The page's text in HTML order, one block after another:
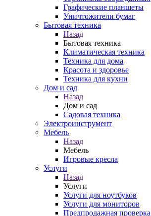
Графические планшеты
Уничтожители бумаг
Бытовая техника
Назад
Бытовая техника
Климатическая техника
Техника для дома
Красота и здоровье
Техника для кухни
Дом и сад
Назад
Дом и сад
Садовая техника
Электроинструмент
Мебель
Назад
Мебель
Игровые кресла
Услуги
Назад
Услуги
Услуги для ноутбуков
Услуги для мониторов
Предпродажная проверка